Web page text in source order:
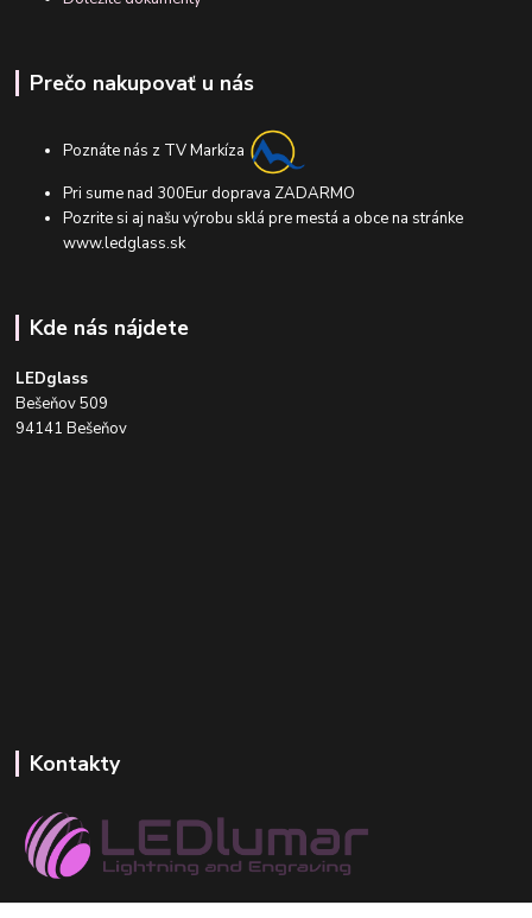
Prečo nakupovať u nás
Poznáte nás z TV Markíza
Pri sume nad 300Eur doprava ZADARMO
Pozrite si aj našu výrobu sklá pre mestá a obce na stránke
www.ledglass.sk
Kde nás nájdete
LEDglass
Bešeňov 509
94141 Bešeňov
Kontakty